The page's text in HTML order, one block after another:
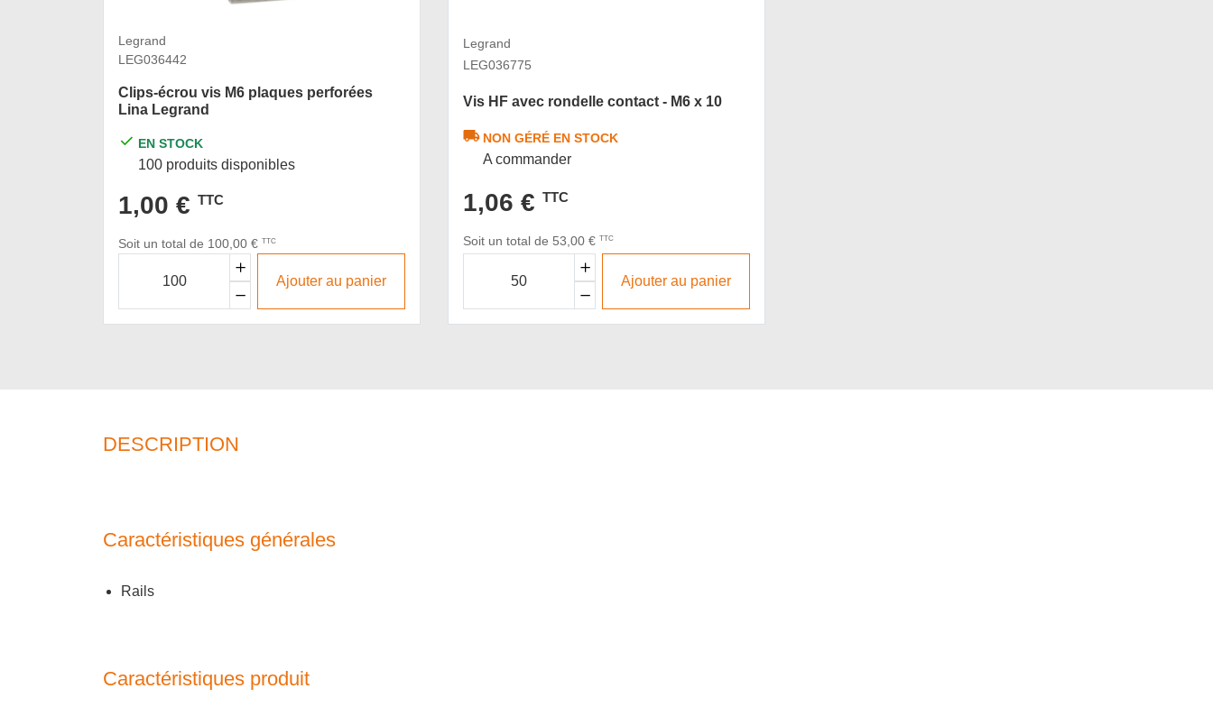
Legrand
LEG036442
Clips-écrou vis M6 plaques perforées
Lina Legrand
EN STOCK
100 produits disponibles
1,00 € TTC
Soit un total de 100,00 € TTC
Ajouter au panier
Legrand
LEG036775
Vis HF avec rondelle contact - M6 x 10
NON GÉRÉ EN STOCK
A commander
1,06 € TTC
Soit un total de 53,00 € TTC
Ajouter au panier
DESCRIPTION
Caractéristiques générales
Rails
Caractéristiques produit